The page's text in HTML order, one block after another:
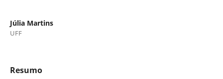
Júlia Martins
UFF
Resumo